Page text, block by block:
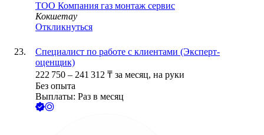
ТОО Компания газ монтаж сервис
Кокшетау
Откликнуться
Специалист по работе с клиентами (Эксперт-
оценщик)
222 750 – 241 312 ₸ за месяц, на руки
Без опыта
Выплаты: Раз в месяц